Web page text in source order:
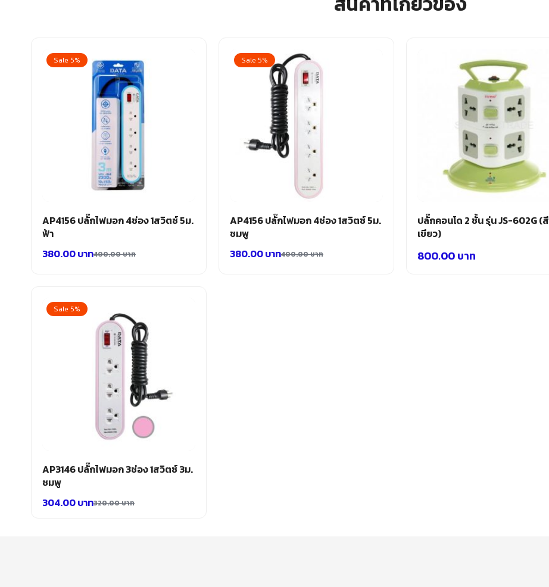
Sale 5%
AP4156 ปลั๊กไฟมอก 4ช่อง 1สวิตซ์ 5ม.
ฟ้า
400.00บาท
380.00บาท
Sale 5%
AP4156 ปลั๊กไฟมอก 4ช่อง 1สวิตซ์ 5ม.
ชมพู
400.00บาท
380.00บาท
ปลั๊กคอนโด 2 ชั้น รุ่น JS-602G (สี
เขียว)
800.00บาท
Sale 5%
AP3146 ปลั๊กไฟมอก 3ช่อง 1สวิตซ์ 3ม.
ชมพู
320.00บาท
304.00บาท